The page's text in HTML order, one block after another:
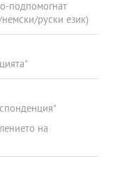
подпомогнат
руски език)
на